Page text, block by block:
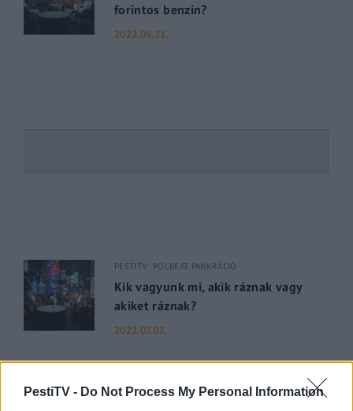
PestiTV - Do Not Process My Personal Information
forintos benzin?
2022.05.31.
PESTITV POLBEAT PANKRÁCIÓ
Kik vagyunk mi, akik ráznak vagy
akiket ráznak?
2022.07.07.
Dúl a háború, dübörög a Balaton és